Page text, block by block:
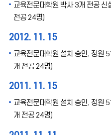
교육전문대학원 박사 3개 전공
전공 24명)
2012. 11. 15
교육전문대학원 설치 승인, 정원
개 전공 24명)
2011. 11. 15
교육전문대학원 설치 승인, 정원
개 전공 24명)